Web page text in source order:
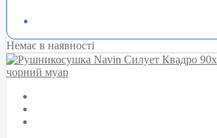
Немає в наявності